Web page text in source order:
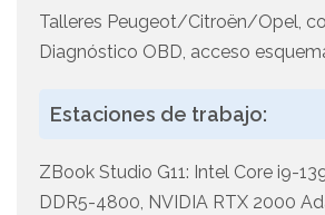
Talleres Peugeot/Citroën/Opel,
Diagnóstico OBD, acceso
Estaciones de trabajo:
ZBook Studio G11: Intel Core i9-
DDR5-4800, NVIDIA RTX 2000